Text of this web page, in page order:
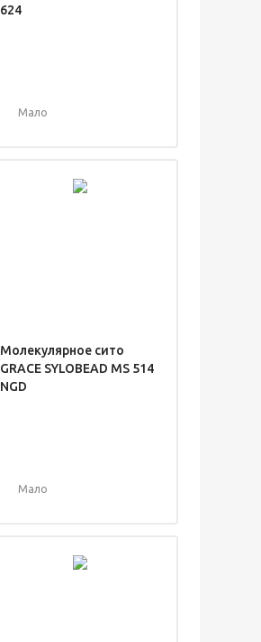
624
Мало
Молекулярное сито
GRACE SYLOBEAD MS 514
NGD
Мало